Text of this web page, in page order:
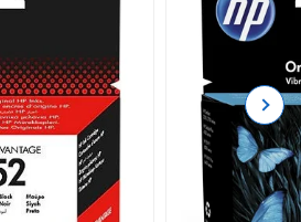
Next